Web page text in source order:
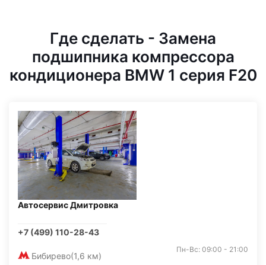
Где сделать - Замена
подшипника компрессора
кондиционера BMW 1 серия F20
Автосервис Дмитровка
+7 (499) 110-28-43
Бибирево(1,6 км)
Пн-Вс: 09:00 - 21:00